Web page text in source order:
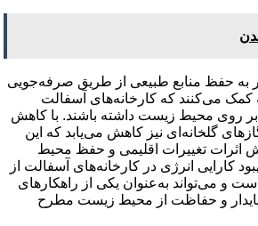
به حفظ منابع طبیعی از طریق صرفه‌جویی
کمک می‌کنند که کارخانه‌های آسفالت
روی محیط زیست داشته باشند. با کاهش
گلخانه‌ای نیز کاهش می‌یابد که این
اثرات تغییرات اقلیمی و حفظ محیط
کارایی انرژی در کارخانه‌های آسفالت از
است و می‌تواند به‌عنوان یکی از راهکارهای
و حفاظت از محیط زیست مطرح